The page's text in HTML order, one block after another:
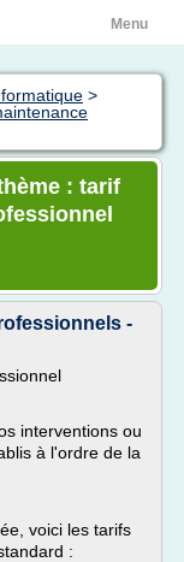
Menu
>
: tarif
-
interventions ou
à l'ordre de la
voici les tarifs
: